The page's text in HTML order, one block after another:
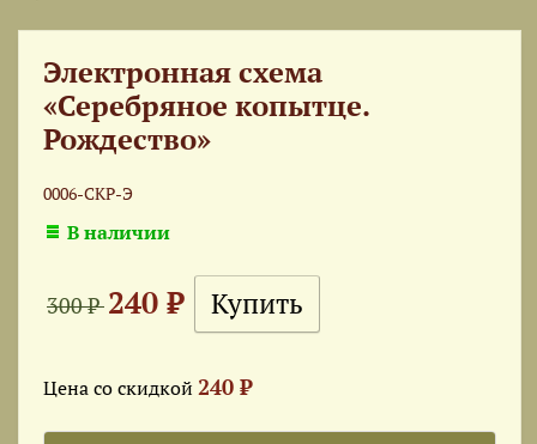
Электронная схема
«Серебряное копытце.
Рождество»
0006-СКР-Э
В наличии
300 ₽240 ₽
Цена со скидкой 240 ₽